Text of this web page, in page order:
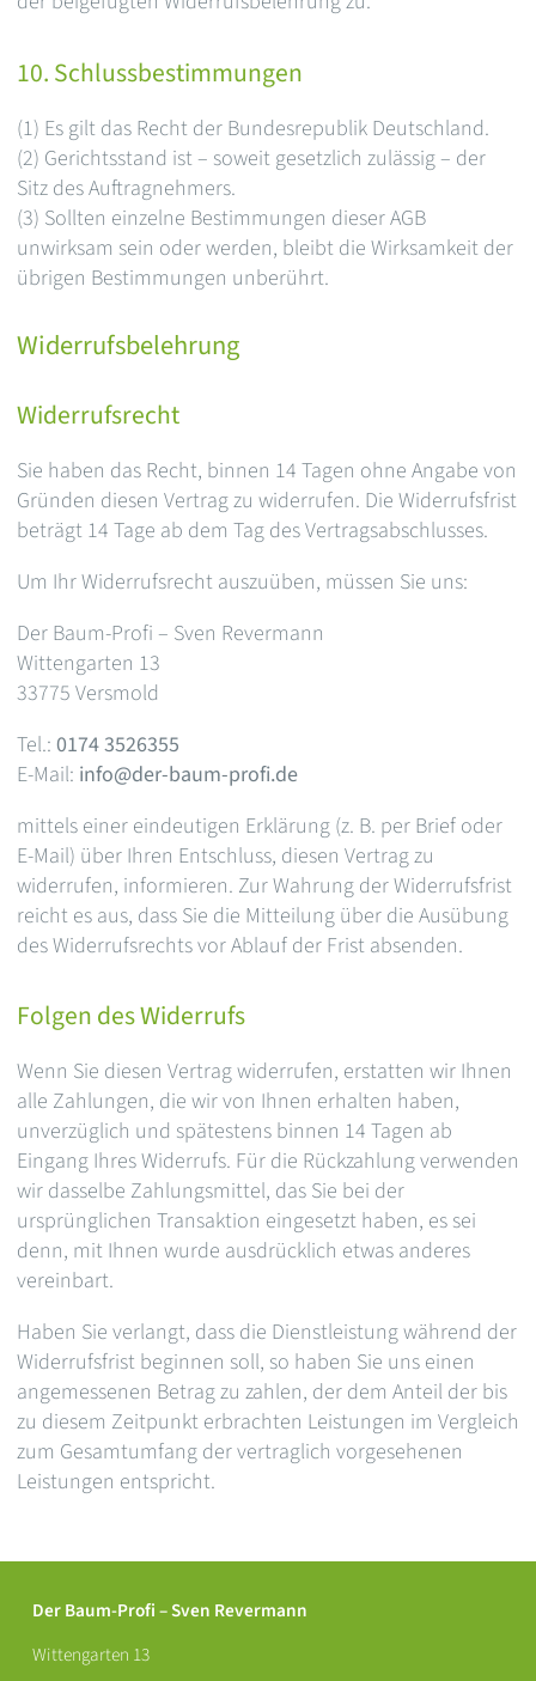
10. Schlussbestimmungen
(1) Es gilt das Recht der Bundesrepublik Deutschland.
(2) Gerichtsstand ist – soweit gesetzlich zulässig – der
Sitz des Auftragnehmers.
(3) Sollten einzelne Bestimmungen dieser AGB
unwirksam sein oder werden, bleibt die Wirksamkeit der
übrigen Bestimmungen unberührt.
Widerrufsbelehrung
Widerrufsrecht
Sie haben das Recht, binnen 14 Tagen ohne Angabe von
Gründen diesen Vertrag zu widerrufen. Die Widerrufsfrist
beträgt 14 Tage ab dem Tag des Vertragsabschlusses.
Um Ihr Widerrufsrecht auszuüben, müssen Sie uns:
Der Baum-Profi – Sven Revermann
Wittengarten 13
33775 Versmold
Tel.: 0174 3526355
E-Mail: info@der-baum-profi.de
mittels einer eindeutigen Erklärung (z. B. per Brief oder
E-Mail) über Ihren Entschluss, diesen Vertrag zu
widerrufen, informieren. Zur Wahrung der Widerrufsfrist
reicht es aus, dass Sie die Mitteilung über die Ausübung
des Widerrufsrechts vor Ablauf der Frist absenden.
Folgen des Widerrufs
Wenn Sie diesen Vertrag widerrufen, erstatten wir Ihnen
alle Zahlungen, die wir von Ihnen erhalten haben,
unverzüglich und spätestens binnen 14 Tagen ab
Eingang Ihres Widerrufs. Für die Rückzahlung verwenden
wir dasselbe Zahlungsmittel, das Sie bei der
ursprünglichen Transaktion eingesetzt haben, es sei
denn, mit Ihnen wurde ausdrücklich etwas anderes
vereinbart.
Haben Sie verlangt, dass die Dienstleistung während der
Widerrufsfrist beginnen soll, so haben Sie uns einen
angemessenen Betrag zu zahlen, der dem Anteil der bis
zu diesem Zeitpunkt erbrachten Leistungen im Vergleich
zum Gesamtumfang der vertraglich vorgesehenen
Leistungen entspricht.
Der Baum-Profi – Sven Revermann
Wittengarten 13